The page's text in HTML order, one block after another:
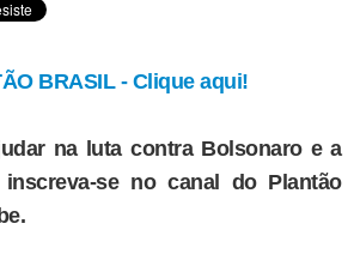
BRASIL - Clique aqui!
na luta contra Bolsonaro e a
se no canal do Plantão